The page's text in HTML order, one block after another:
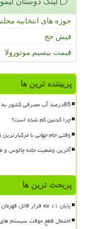
حوزه های انتخابیه
فیش حج
قیمت بیسیم موتورولا
پربیننده ترین ها
85درصد آب مصرفی کشور به بخش کشاورزی اختصاص دارد، آن هم با قیمت خیلی پایین
چرا کدئین کم شده است؟
وقتی جام جهانی با
آخرین وضعیت جاده چالوس و هراز،
پربحث ترین ها
پایان ۱۱ ماه فرار قاتل قهرمان کراسفیت با چهره ای تغییرکرده دستگیر شد
احتمال قطع موقت سیستم های